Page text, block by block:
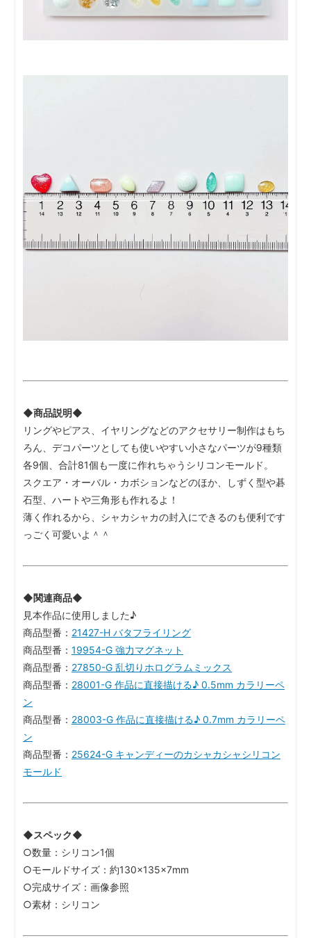
◆商品説明◆
リングやピアス、イヤリングなどのアクセサリー制作はもち
ろん、デコパーツとしても使いやすい小さなパーツが9種類
各9個、合計81個も一度に作れちゃうシリコンモールド。
スクエア・オーバル・カボションなどのほか、しずく型や碁
石型、ハートや三角形も作れるよ！
薄く作れるから、シャカシャカの封入にできるのも便利です
っごく可愛いよ＾＾
◆関連商品◆
見本作品に使用しました♪
商品型番： 21427-H バタフライリング
商品型番： 19954-G 強力マグネット
商品型番： 27850-G 乱切りホログラムミックス
商品型番： 28001-G 作品に直接描ける♪ 0.5mm カラリーペ
ン
商品型番： 28003-G 作品に直接描ける♪ 0.7mm カラリーペ
ン
商品型番： 25624-G キャンディーのカシャカシャシリコン
モールド
◆スペック◆
○数量：シリコン1個
○モールドサイズ：約130×135×7mm
○完成サイズ：画像参照
○素材：シリコン